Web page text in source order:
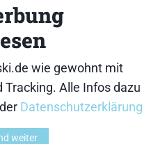
Dank 🙂wie gewohnt mit
Tracking. Alle Infos dazu
Datenschutzerklärung
weiter